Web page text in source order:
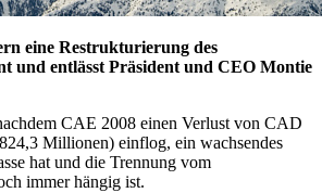
eine Restrukturierung des
und entlässt Präsident und CEO Montie
CAE 2008 einen Verlust von CAD
Millionen) einflog, ein wachsendes
hat und die Trennung vom
immer hängig ist.